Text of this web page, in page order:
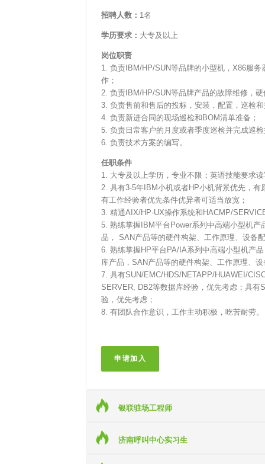
招聘人数： 1名
学历要求： 大专及以上
岗位职责
1. 负责IBM/HP/SUN等品牌的小型机，X86服
作；
2. 负责IBM/HP/SUN等品牌产品的故障维修，
3. 负责售前和售后的投标，安装，配置，巡检
4. 负责新进合同的现场巡检和BOM清单准备；
5. 负责日常客户的月度或者季度巡检并完成巡
6. 负责技术方案的编写。
任职条件
1. 大专及以上学历，专业不限；英语技能要求
2. 具有3-5年IBM小机或者HP小机背景优先，
有工作经验者优先条件优异者可适当放宽；
3. 精通AIX/HP-UX操作系统和HACMP/
5. 熟练掌握IBM平台Power系列中高端小型机
品， SAN产品等的硬件构架、工作原理、设备
6. 熟练掌握HP平台PA/IA系列中高端小型机产
库产品，SAN产品等的硬件构架、工作原理、
7. 具有SUN/EMC/HDS/NETAPP/HUAWEI/
SERVER, DB2等数据库经验，优先考虑；具
验，优先考虑；
8. 有团队合作意识，工作主动积极，吃苦耐劳。
申请加入
银联驻场工程师
济南呼叫中心实习生